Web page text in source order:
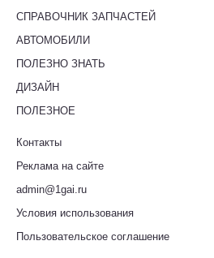
СПРАВОЧНИК ЗАПЧАСТЕЙ
АВТОМОБИЛИ
ПОЛЕЗНО ЗНАТЬ
ДИЗАЙН
ПОЛЕЗНОЕ
Контакты
Реклама на сайте
admin@1gai.ru
Условия использования
Пользовательское соглашение